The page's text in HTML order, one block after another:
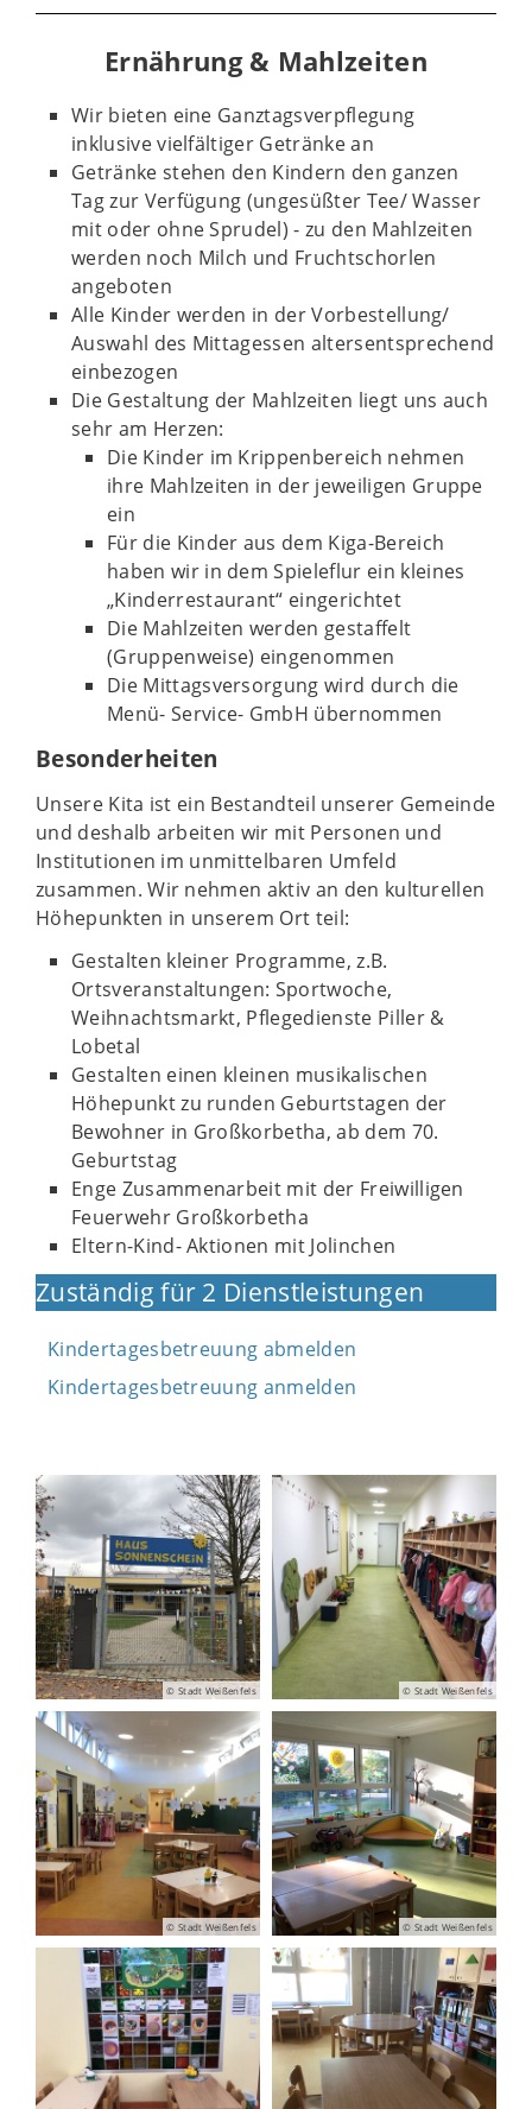
Ernährung & Mahlzeiten
Wir bieten eine Ganztagsverpflegung
inklusive vielfältiger Getränke an
Getränke stehen den Kindern den ganzen
Tag zur Verfügung (ungesüßter Tee/ Wasser
mit oder ohne Sprudel) - zu den Mahlzeiten
werden noch Milch und Fruchtschorlen
angeboten
Alle Kinder werden in der Vorbestellung/
Auswahl des Mittagessen altersentsprechend
einbezogen
Die Gestaltung der Mahlzeiten liegt uns auch
sehr am Herzen:
Die Kinder im Krippenbereich nehmen
ihre Mahlzeiten in der jeweiligen Gruppe
ein
Für die Kinder aus dem Kiga-Bereich
haben wir in dem Spieleflur ein kleines
„Kinderrestaurant“ eingerichtet
Die Mahlzeiten werden gestaffelt
(Gruppenweise) eingenommen
Die Mittagsversorgung wird durch die
Menü- Service- GmbH übernommen
Besonderheiten
Unsere Kita ist ein Bestandteil unserer Gemeinde
und deshalb arbeiten wir mit Personen und
Institutionen im unmittelbaren Umfeld
zusammen. Wir nehmen aktiv an den kulturellen
Höhepunkten in unserem Ort teil:
Gestalten kleiner Programme, z.B.
Ortsveranstaltungen: Sportwoche,
Weihnachtsmarkt, Pflegedienste Piller &
Lobetal
Gestalten einen kleinen musikalischen
Höhepunkt zu runden Geburtstagen der
Bewohner in Großkorbetha, ab dem 70.
Geburtstag
Enge Zusammenarbeit mit der Freiwilligen
Feuerwehr Großkorbetha
Eltern-Kind- Aktionen mit Jolinchen
Zuständig für 2 Dienstleistungen
Kindertagesbetreuung abmelden
Kindertagesbetreuung anmelden
© Stadt Weißenfels © Stadt Weißenfels
© Stadt Weißenfels © Stadt Weißenfels